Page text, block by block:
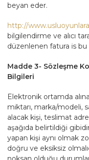
beyan eder.
http://
bilgilendirme ve alıcı
düzenlenen fatura is bu
Madde 3- Sözleşme
Bilgileri
Elektronik ortamda
miktarı, marka/modeli,
alacak kişi, teslimat
aşağıda belirtildiği
yapan kişi aynı olmak
doğru ve eksiksiz